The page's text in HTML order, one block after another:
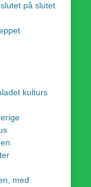
på slutet
kulturs
med